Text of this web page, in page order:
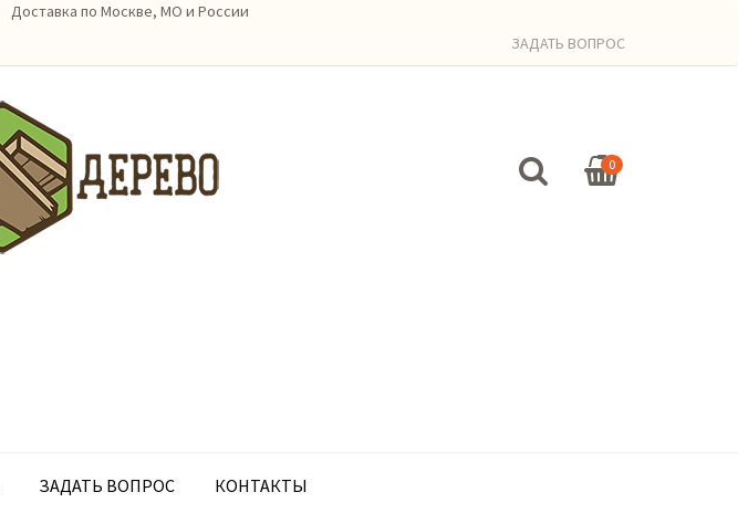
Доставка по Москве, МО и России
ЗАДАТЬ ВОПРОС
0
ЗАДАТЬ ВОПРОС КОНТАКТЫ